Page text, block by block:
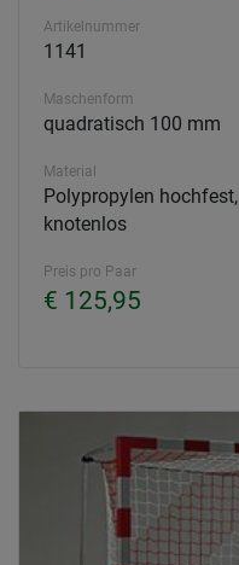
Artikelnummer
1141
Maschenform
quadratisch 100 mm
Material
Polypropylen hochfest,
knotenlos
Preis pro Paar
€ 125,95